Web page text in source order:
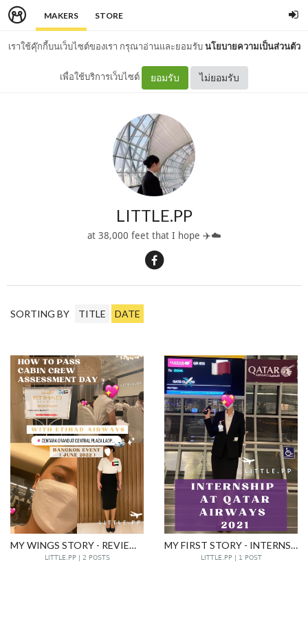
MAKERS STORE
เราใช้คุ๊กกี้บนเว็บไซต์ของเรา กรุณาอ่านและยอมรับนโยบายความเป็นส่วนตัว
เพื่อใช้บริการเว็บไซต์ ยอมรับ ไม่ยอมรับ
LITTLE.PP
at 38,000 feet that I hope ✈️☁️
SORTING BY TITLE DATE
MY WINGS STORY - REVIEW - HOW TO PASS CABIN CREW ASSESSMENT DAY WITH ETIHAD AIRWAYS, BANGKOK EVENT ( JUNE 2022 )
LITTLE.PP | 2 POSTS
MY FIRST STORY - INTERNSHIP AT QATAR AIRWAYS BKK 2021
LITTLE.PP | 1 POST